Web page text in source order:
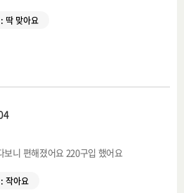
: 딱 맞아요
보니 편해졌어요 220구입 했어요
: 작아요